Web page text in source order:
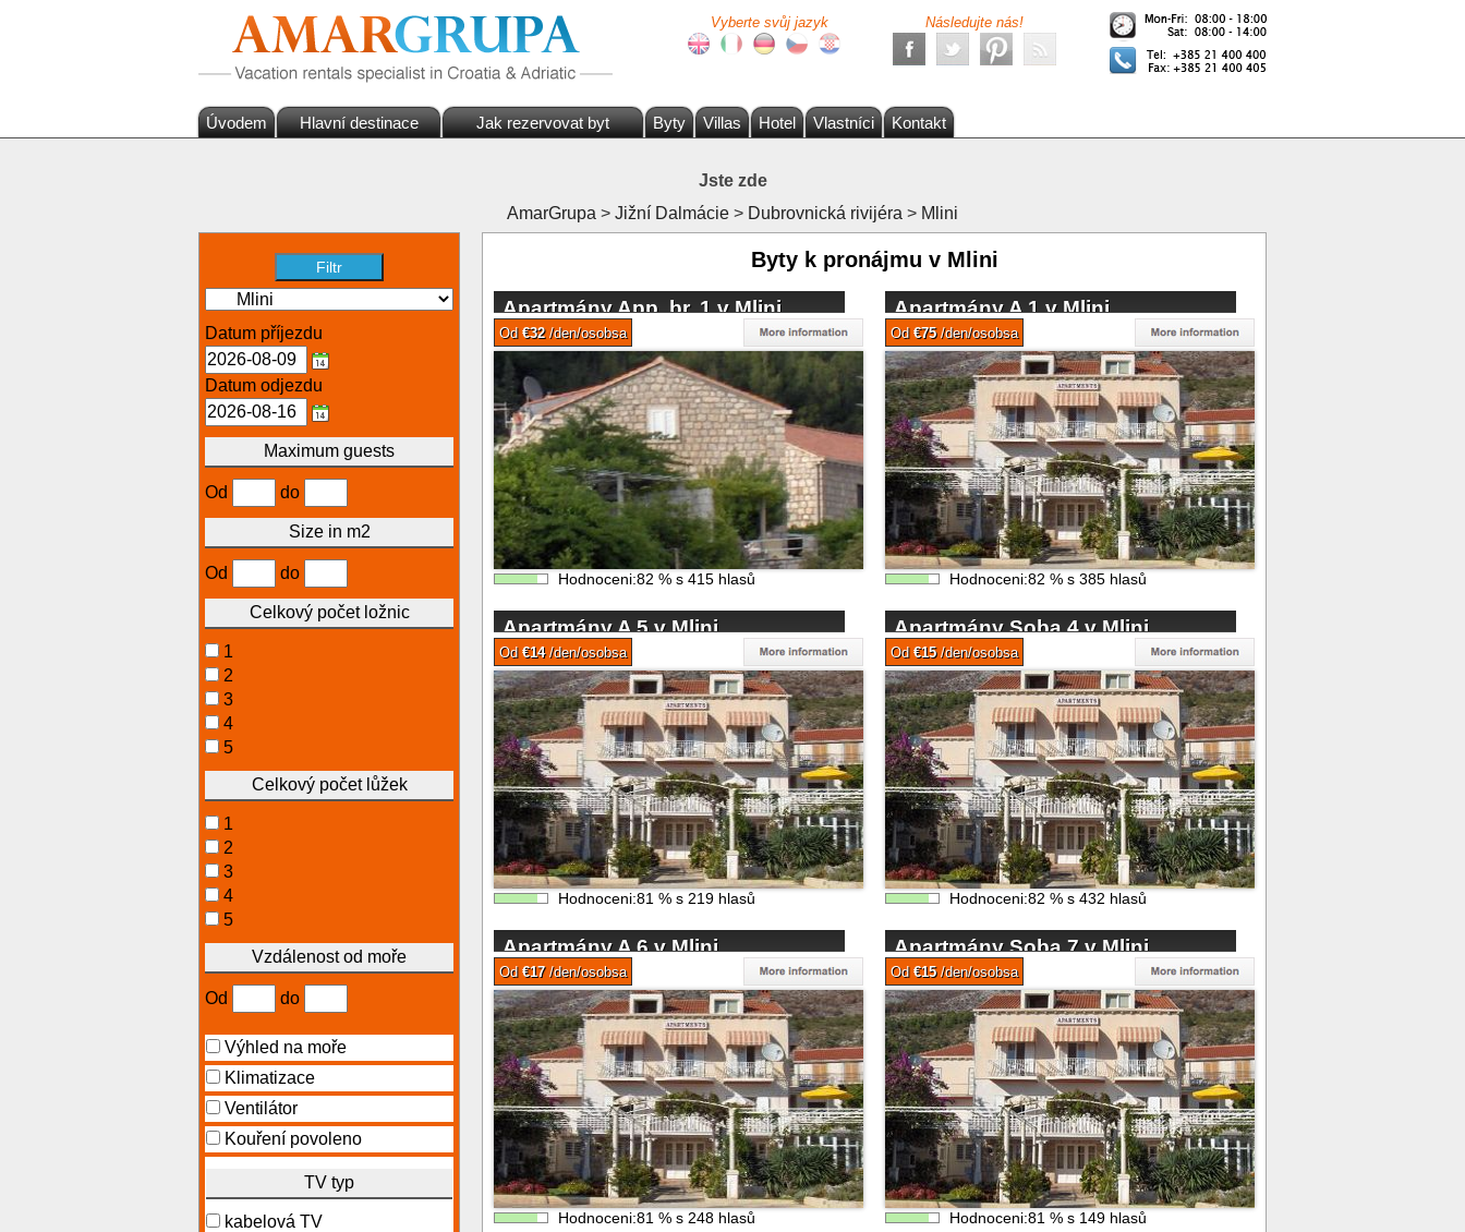
Vyberte svůj jazyk Následujte nás!
Úvodem Hlavní destinace Jak rezervovat byt Byty Villas Hotel Vlastníci Kontakt
Jste zde
AmarGrupa > Jižní Dalmácie > Dubrovnická rivijéra > Mlini
Datum příjezdu
Datum odjezdu
Maximum guests
Od do
Size in m2
Od do
Celkový počet ložnic
1
2
3
4
5
Celkový počet lůžek
1
2
3
4
5
Vzdálenost od moře
Od do
Výhled na moře
Klimatizace
Ventilátor
Kouření povoleno
TV typ
kabelová TV
Byty k pronájmu v Mlini
Apartmány App. br. 1 v Mlini
Od €32/den/osobsa
Hodnoceni:82 % s 415 hlasů
Apartmány A 1 v Mlini
Od €75/den/osobsa
Hodnoceni:82 % s 385 hlasů
Apartmány A 5 v Mlini
Od €14/den/osobsa
Hodnoceni:81 % s 219 hlasů
Apartmány Soba 4 v Mlini
Od €15/den/osobsa
Hodnoceni:82 % s 432 hlasů
Apartmány A 6 v Mlini
Od €17/den/osobsa
Hodnoceni:81 % s 248 hlasů
Apartmány Soba 7 v Mlini
Od €15/den/osobsa
Hodnoceni:81 % s 149 hlasů